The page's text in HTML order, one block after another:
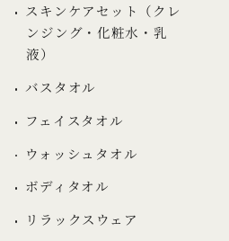
スキンケアセット （クレ
ンジング・化粧水・乳
液）
バスタオル
フェイスタオル
ウォッシュタオル
ボディタオル
リラックスウェア